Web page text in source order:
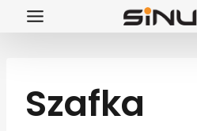
Przejdź
Szafka